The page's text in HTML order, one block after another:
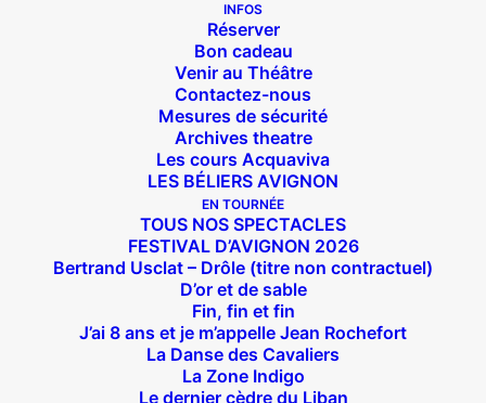
INFOS
Réserver
Bon cadeau
Venir au Théâtre
Contactez-nous
Mesures de sécurité
Archives theatre
Les cours Acquaviva
LES BÉLIERS AVIGNON
EN TOURNÉE
TOUS NOS SPECTACLES
FESTIVAL D’AVIGNON 2026
Bertrand Usclat – Drôle (titre non contractuel)
D’or et de sable
Fin, fin et fin
J’ai 8 ans et je m’appelle Jean Rochefort
La Danse des Cavaliers
La Zone Indigo
Le dernier cèdre du Liban
Suivez nous !